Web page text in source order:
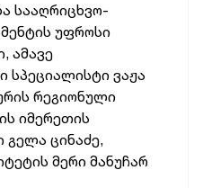
სააღრიცხვო-
უფროსი
ამავე
სპეციალისტი ვაჟა
რეგიონული
იმერეთის
ცინაძე,
მერი მანუჩარ